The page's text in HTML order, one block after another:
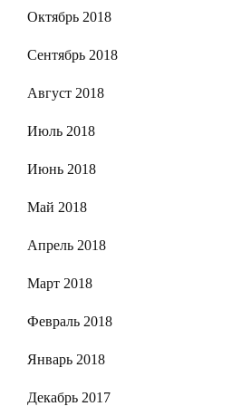
Октябрь 2018
Сентябрь 2018
Август 2018
Июль 2018
Июнь 2018
Май 2018
Апрель 2018
Март 2018
Февраль 2018
Январь 2018
Декабрь 2017